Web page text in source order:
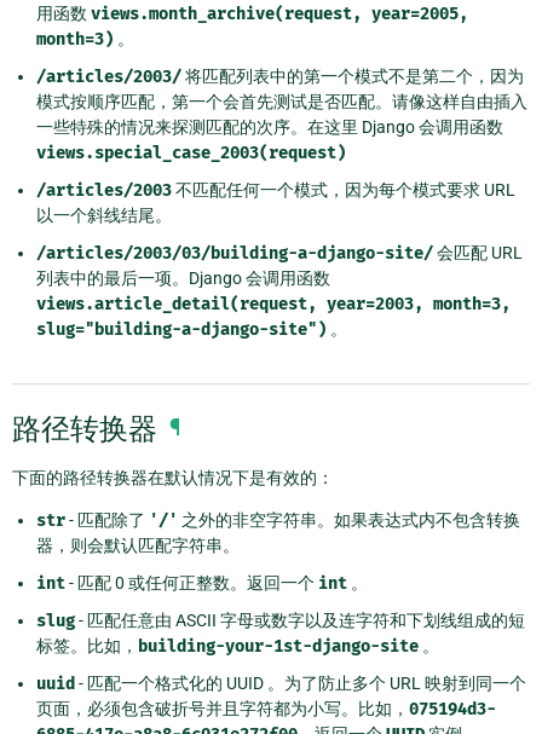
用函数 views.month_archive(request, year=2005,
month=3) 。
/articles/2003/将匹配列表中的第一个模式不是第二个，因为
模式按顺序匹配，第一个会首先测试是否匹配。请像这样自由插入
一些特殊的情况来探测匹配的次序。在这里 Django 会调用函数
views.special_case_2003(request)
/articles/2003不匹配任何一个模式，因为每个模式要求 URL
以一个斜线结尾。
/articles/2003/03/building-a-django-site/会匹配 URL
列表中的最后一项。Django 会调用函数
views.article_detail(request, year=2003, month=3,
slug="building-a-django-site") 。
路径转换器 ¶
下面的路径转换器在默认情况下是有效的：
str- 匹配除了 '/' 之外的非空字符串。如果表达式内不包含转换
器，则会默认匹配字符串。
int- 匹配 0 或任何正整数。返回一个 int 。
slug- 匹配任意由 ASCII 字母或数字以及连字符和下划线组成的短
标签。比如， building-your-1st-django-site 。
uuid - 匹配一个格式化的 UUID 。为了防止多个 URL 映射到同一个
页面，必须包含破折号并且字符都为小写。比如， 075194d3-